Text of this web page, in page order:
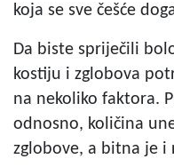
koja se sve češće
Da biste spriječili
kostiju i zglobova
na nekoliko faktora.
odnosno, količina
zglobove, a bitna je i